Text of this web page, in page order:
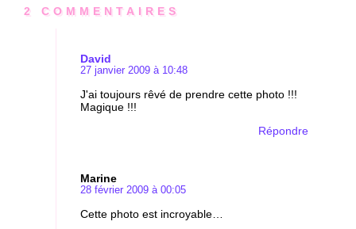
2 COMMENTAIRES
David
27 janvier 2009 à 10:48
J'ai toujours rêvé de prendre cette photo !!!
Magique !!!
Répondre
Marine
28 février 2009 à 00:05
Cette photo est incroyable…